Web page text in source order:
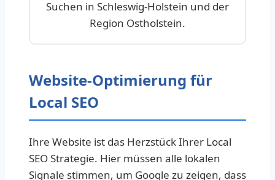
Suchen in Schleswig-Holstein und der
Region Ostholstein.
Website-Optimierung für
Local SEO
Ihre Website ist das Herzstück Ihrer Local
SEO Strategie. Hier müssen alle lokalen
Signale stimmen, um Google zu zeigen, dass